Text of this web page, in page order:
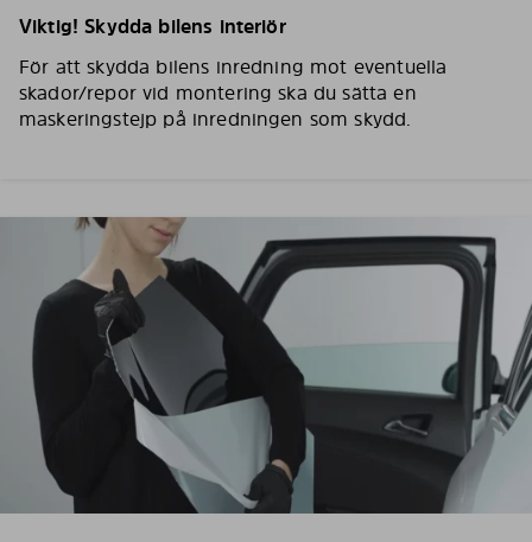
Viktig! Skydda bilens interiör
För att skydda bilens inredning mot eventuella
skador/repor vid montering ska du sätta en
maskeringstejp på inredningen som skydd.